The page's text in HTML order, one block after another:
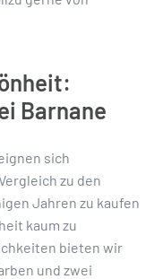
Barnane
sich
zu den
Jahren zu kaufen
kaum zu
bieten wir
und zwei